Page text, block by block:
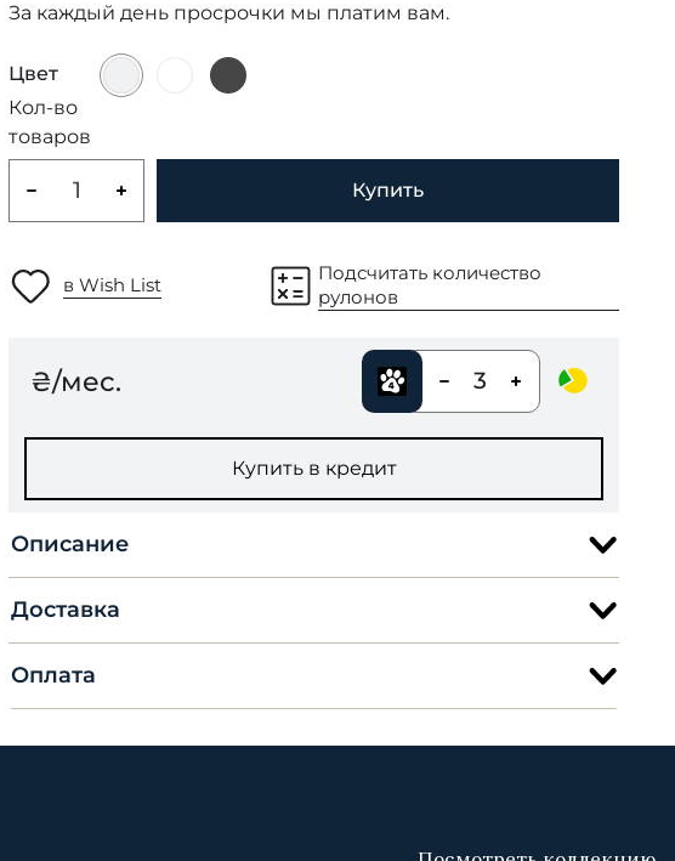
За каждый день просрочки мы платим вам.
Цвет
Кол-во
товаров
Купить
в Wish List
Подсчитать количество
рулонов
₴/мес. 3
Купить в кредит
Описание
Доставка
Оплата